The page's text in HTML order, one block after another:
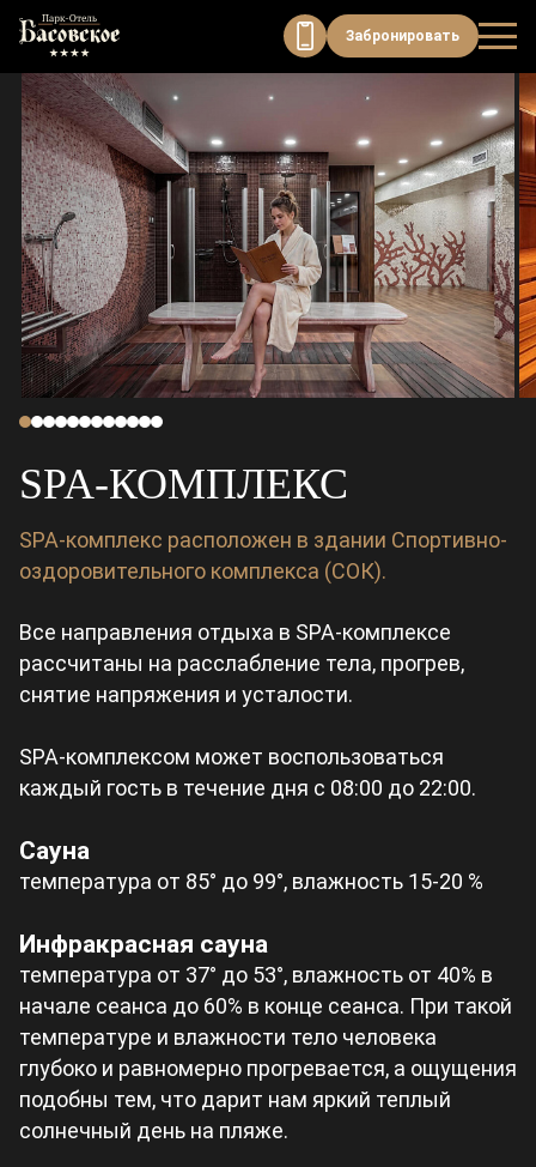
Забронировать
Модуль онлайн-бронирования
SPA-КОМПЛЕКС
SPA-комплекс расположен в здании Cпортивно-
оздоровительного комплекса (СОК).
Все направления отдыха в SPA-комплексе
рассчитаны на расслабление тела, прогрев,
снятие напряжения и усталости.
SPA-комплексом может воспользоваться
каждый гость в течение дня с 08:00 до 22:00.
Сауна
температура от 85° до 99°, влажность 15-20 %
Инфракрасная сауна
температура от 37° до 53°, влажность от 40% в
начале сеанса до 60% в конце сеанса. При такой
температуре и влажности тело человека
глубоко и равномерно прогревается, а ощущения
подобны тем, что дарит нам яркий теплый
солнечный день на пляже.